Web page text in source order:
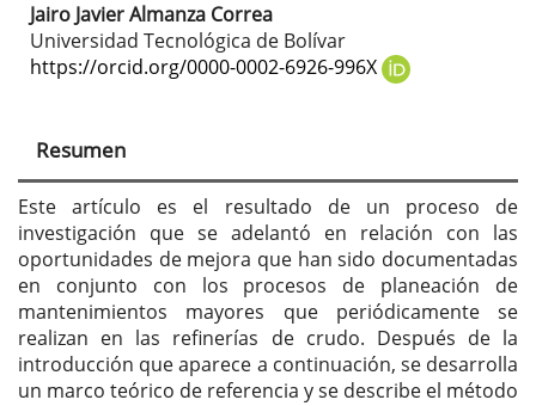
Contenido
principal
artículo
Jairo Javier Almanza Correa
Universidad Tecnológica de Bolívar
https://orcid.org/0000-0002-6926-996X
Resumen
Este artículo es el resultado de un proceso de
investigación que se adelantó en relación con las
oportunidades de mejora que han sido documentadas
en conjunto con los procesos de planeación de
mantenimientos mayores que periódicamente se
realizan en las refinerías de crudo. Después de la
introducción que aparece a continuación, se desarrolla
un marco teórico de referencia y se describe el método